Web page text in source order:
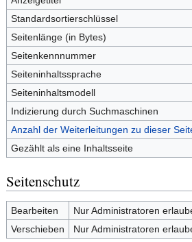
Standardsortierschlüssel
Seitenlänge (in Bytes)
Seitenkennnummer
Seiteninhaltssprache
Seiteninhaltsmodell
Indizierung durch Suchmaschinen
Anzahl der Weiterleitungen zu dieser
Gezählt als eine Inhaltsseite
Seitenschutz
Bearbeiten
Nur Administratoren
Verschieben
Nur Administratoren